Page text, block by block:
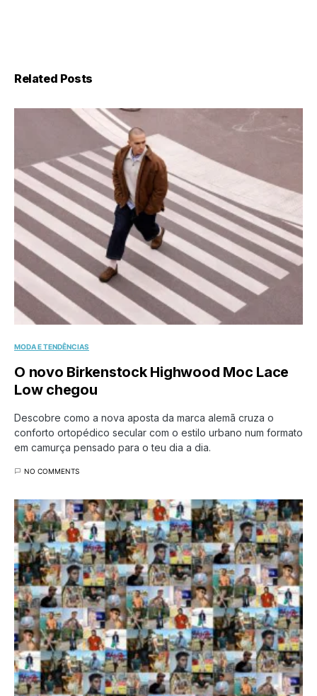
Related Posts
MODA E TENDÊNCIAS
O novo Birkenstock Highwood Moc Lace
Low chegou
Descobre como a nova aposta da marca alemã cruza o
conforto ortopédico secular com o estilo urbano num formato
em camurça pensado para o teu dia a dia.
NO COMMENTS